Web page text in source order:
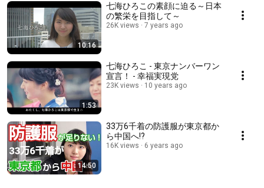
10:16
七海ひろこの素顔に迫る～日本
の繁栄を目指して～
26K views 7 years ago
1:53
七海ひろこ - 東京ナンバーワン
宣言！ - 幸福実現党
23K views 10 years ago
14:50
33万6千着の防護服が東京都か
ら中国へ!?
16K views 6 years ago